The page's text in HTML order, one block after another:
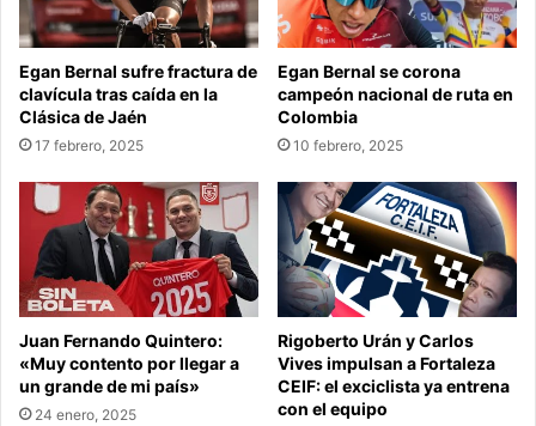
Egan Bernal sufre fractura de
clavícula tras caída en la
Clásica de Jaén
17 febrero, 2025
Egan Bernal se corona
campeón nacional de ruta en
Colombia
10 febrero, 2025
Juan Fernando Quintero:
«Muy contento por llegar a
un grande de mi país»
24 enero, 2025
Rigoberto Urán y Carlos
Vives impulsan a Fortaleza
CEIF: el exciclista ya entrena
con el equipo